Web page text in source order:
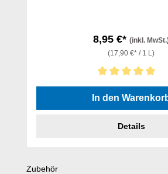
8,95 €* (inkl.
(17,90 €* / 1 L)
Durchschnittliche Bewertung von 5
In den
Details
Produktgalerie überspringen
Zubehör